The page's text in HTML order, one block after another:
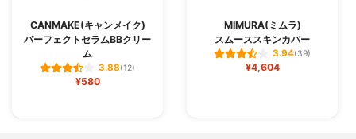
CANMAKE(キャンメイク)
パーフェクトセラムBBクリー
ム
3.88(12)
¥580
MIMURA(ミムラ)
スムーススキンカバー
3.94(39)
¥4,604